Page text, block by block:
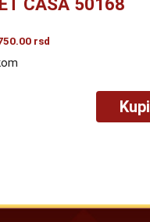
ČAŠA 50168
rsd
Kupi